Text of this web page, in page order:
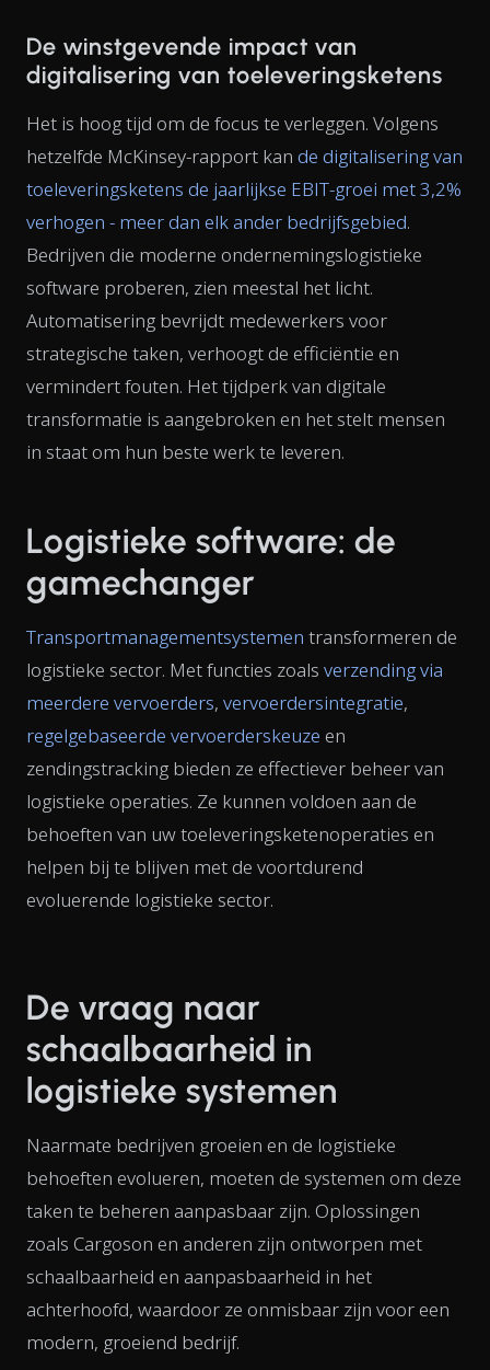
De winstgevende impact van
digitalisering van toeleveringsketens
Het is hoog tijd om de focus te verleggen. Volgens
hetzelfde McKinsey-rapport kan de digitalisering van
toeleveringsketens de jaarlijkse EBIT-groei met 3,2%
verhogen - meer dan elk ander bedrijfsgebied.
Bedrijven die moderne ondernemingslogistieke
software proberen, zien meestal het licht.
Automatisering bevrijdt medewerkers voor
strategische taken, verhoogt de efficiëntie en
vermindert fouten. Het tijdperk van digitale
transformatie is aangebroken en het stelt mensen
in staat om hun beste werk te leveren.
Logistieke software: de
gamechanger
Transportmanagementsystemen transformeren de
logistieke sector. Met functies zoals verzending via
meerdere vervoerders, vervoerdersintegratie,
regelgebaseerde vervoerderskeuze en
zendingstracking bieden ze effectiever beheer van
logistieke operaties. Ze kunnen voldoen aan de
behoeften van uw toeleveringsketenoperaties en
helpen bij te blijven met de voortdurend
evoluerende logistieke sector.
De vraag naar
schaalbaarheid in
logistieke systemen
Naarmate bedrijven groeien en de logistieke
behoeften evolueren, moeten de systemen om deze
taken te beheren aanpasbaar zijn. Oplossingen
zoals Cargoson en anderen zijn ontworpen met
schaalbaarheid en aanpasbaarheid in het
achterhoofd, waardoor ze onmisbaar zijn voor een
modern, groeiend bedrijf.